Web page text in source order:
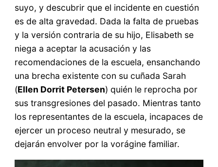
suyo, y descubrir que el incidente en cuestión
es de alta gravedad. Dada la falta de pruebas
y la versión contraria de su hijo, Elisabeth se
niega a aceptar la acusación y las
recomendaciones de la escuela, ensanchando
una brecha existente con su cuñada Sarah
(Ellen Dorrit Petersen) quién le reprocha por
sus transgresiones del pasado. Mientras tanto
los representantes de la escuela, incapaces de
ejercer un proceso neutral y mesurado, se
dejarán envolver por la vorágine familiar.